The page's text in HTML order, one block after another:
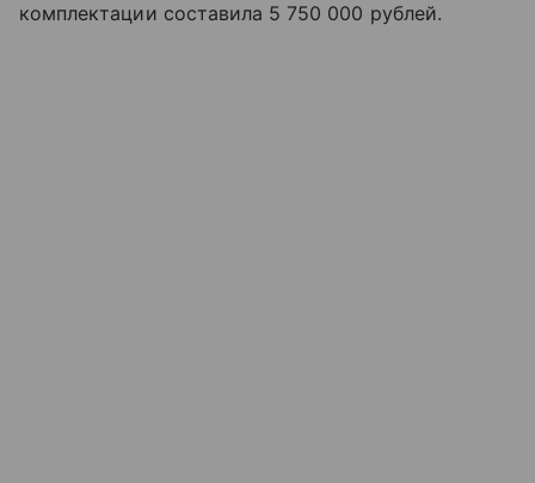
комплектации составила 5 750 000 рублей.